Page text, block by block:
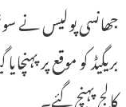
جھانسی پولیس نے
بریگیڈ کو موقع پر
کالج پہنچ گئے۔